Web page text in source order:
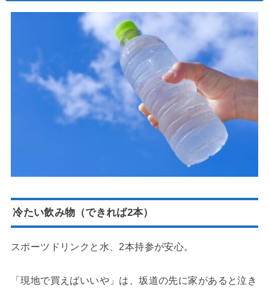
冷たい飲み物（できれば2本）
スポーツドリンクと水、2本持参が安心。
「現地で買えばいいや」は、坂道の先に家があると泣き